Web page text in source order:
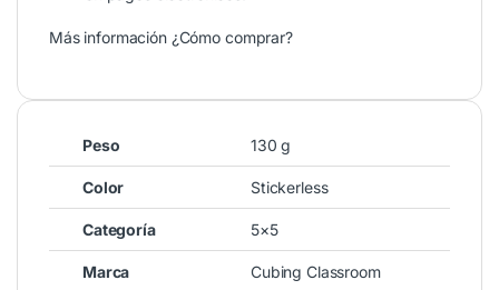
Más información ¿Cómo comprar?
Peso 130 g
Color Stickerless
Categoría 5×5
Marca Cubing Classroom